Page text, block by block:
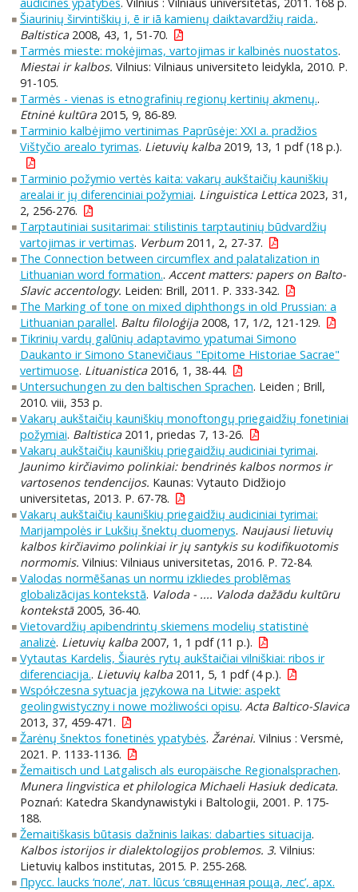
Šiaurinių širvintiškių i, ē ir iā kamienų daiktavardžių raida..
Baltistica2008, 43, 1, 51-70.
Tarmės mieste: mokėjimas, vartojimas ir kalbinės nuostatos.
Miestai ir kalbos. Vilnius: Vilniaus universiteto leidykla, 2010. P.
91-105.
Tarmės - vienas is etnografinių regionų kertinių akmenų..
Etninė kultūra2015, 9, 86-89.
Tarminio kalbėjimo vertinimas Paprūsėje: XXI a. pradžios
Vištyčio arealo tyrimas. Lietuvių kalba2019, 13, 1 pdf (18 p.).
Tarminio požymio vertės kaita: vakarų aukštaičių kauniškių
arealai ir jų diferenciniai požymiai. Linguistica Lettica2023, 31,
2, 256-276.
Tarptautiniai susitarimai: stilistinis tarptautinių būdvardžių
vartojimas ir vertimas. Verbum2011, 2, 27-37.
The Connection between circumflex and palatalization in
Lithuanian word formation.. Accent matters: papers on Balto-
Slavic accentology. Leiden: Brill, 2011. P. 333-342.
The Marking of tone on mixed diphthongs in old Prussian: a
Lithuanian parallel. Baltu filoloģija2008, 17, 1/2, 121-129.
Tikrinių vardų galūnių adaptavimo ypatumai Simono
Daukanto ir Simono Stanevičiaus "Epitome Historiae Sacrae"
vertimuose. Lituanistica2016, 1, 38-44.
Untersuchungen zu den baltischen Sprachen. Leiden ; Brill,
2010. viii, 353 p.
Vakarų aukštaičių kauniškių monoftongų priegaidžių fonetiniai
požymiai. Baltistica2011, priedas 7, 13-26.
Vakarų aukštaičių kauniškių priegaidžių audiciniai tyrimai.
Jaunimo kirčiavimo polinkiai: bendrinės kalbos normos ir
vartosenos tendencijos. Kaunas: Vytauto Didžiojo
universitetas, 2013. P. 67-78.
Vakarų aukštaičių kauniškių priegaidžių audiciniai tyrimai:
Marijampolės ir Lukšių šnektų duomenys. Naujausi lietuvių
kalbos kirčiavimo polinkiai ir jų santykis su kodifikuotomis
normomis. Vilnius: Vilniaus universitetas, 2016. P. 72-84.
Valodas normēšanas un normu izkliedes problēmas
globalizācijas kontekstā. Valoda - .... Valoda dažādu kultūru
kontekstā2005, 36-40.
Vietovardžių apibendrintų skiemens modelių statistinė
analizė. Lietuvių kalba2007, 1, 1 pdf (11 p.).
Vytautas Kardelis, Šiaurės rytų aukštaičiai vilniškiai: ribos ir
diferenciacija.. Lietuvių kalba2011, 5, 1 pdf (4 p.).
Współczesna sytuacja językowa na Litwie: aspekt
geolingwistyczny i nowe możliwości opisu. Acta Baltico-Slavica
2013, 37, 459-471.
Žarėnų šnektos fonetinės ypatybės. Žarėnai. Vilnius : Versmė,
2021. P. 1133-1136.
Žemaitisch und Latgalisch als europäische Regionalsprachen.
Munera lingvistica et philologica Michaeli Hasiuk dedicata.
Poznań: Katedra Skandynawistyki i Baltologii, 2001. P. 175-
188.
Žemaitiškasis būtasis dažninis laikas: dabarties situacija.
Kalbos istorijos ir dialektologijos problemos. 3. Vilnius:
Lietuvių kalbos institutas, 2015. P. 255-268.
Прусс. laucks ‘поле’, лат. lūcus ‘священная роща, лес’, aрх.